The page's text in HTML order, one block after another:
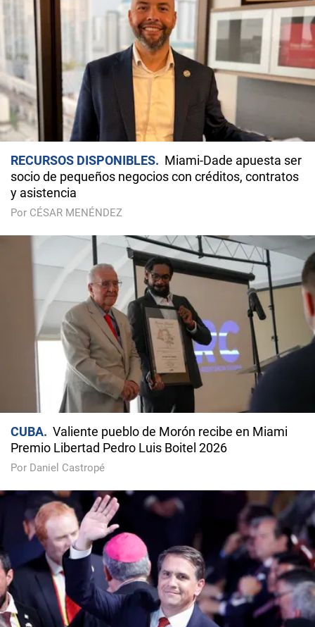
RECURSOS DISPONIBLES
Miami-Dade apuesta ser
socio de pequeños negocios con créditos, contratos
y asistencia
Por CÉSAR MENÉNDEZ
CUBA
Valiente pueblo de Morón recibe en Miami
Premio Libertad Pedro Luis Boitel 2026
Por Daniel Castropé